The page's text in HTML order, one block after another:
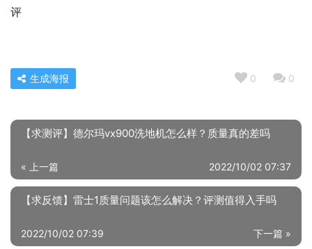
评
0 0
生成海报
【求测评】德尔玛vx900洗地机怎么样？质量真的差吗
« 上一篇 2022/10/02 07:37
【求反馈】雷士1质量问题该怎么解决？评测值得入手吗
下一篇 »
2022/10/02 07:39